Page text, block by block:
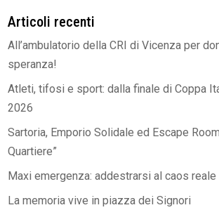
Articoli recenti
All’ambulatorio della CRI di Vicenza per
speranza!
Atleti, tifosi e sport: dalla finale di Coppa
2026
Sartoria, Emporio Solidale ed Escape
Quartiere”
Maxi emergenza: addestrarsi al caos reale
La memoria vive in piazza dei Signori